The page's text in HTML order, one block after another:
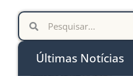
Últimas Notícias